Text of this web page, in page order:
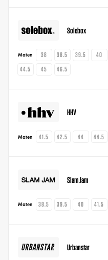
Solebox
Maten 38 38.5 39.5 40
44.5
45 46.5
HHV
Maten 41.5 42.5 44 44.5
Slam Jam
Maten 38.5 39.5 40 41.5
Urbanstar